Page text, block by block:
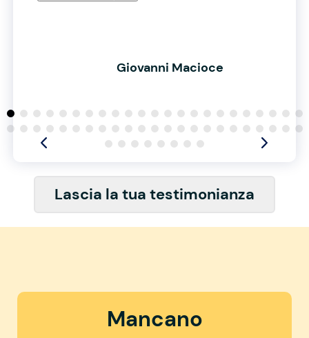
Giovanni Macioce
Lascia la tua testimonianza
Mancano